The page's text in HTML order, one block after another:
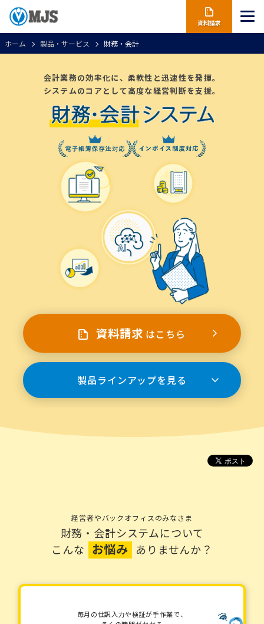
資料請求
ホーム 製品・サービス 財務・会計
会計業務の効率化に、柔軟性と迅速性を発揮。
システムのコアとして高度な経営判断を支援。
資料請求 はこちら
製品ラインアップを見る
経営者やバックオフィスのみなさま
財務・会計システムについて
こんな お悩み ありませんか？
毎月の仕訳入力や検証が手作業で、